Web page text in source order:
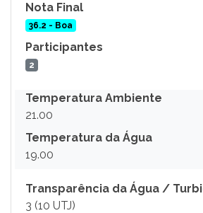
Nota Final
36.2 - Boa
Participantes
2
Temperatura Ambiente
21.00
Temperatura da Água
19.00
Transparência da Água /
3 (10 UTJ)